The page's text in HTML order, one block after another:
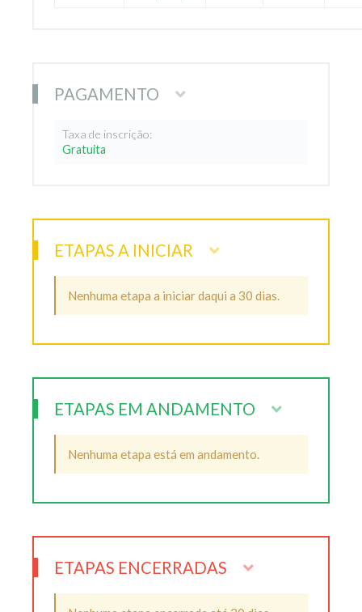
PAGAMENTO
Taxa de inscrição:
Gratuita
ETAPAS A INICIAR
Nenhuma etapa a iniciar daqui a 30 dias.
ETAPAS EM ANDAMENTO
Nenhuma etapa está em andamento.
ETAPAS ENCERRADAS